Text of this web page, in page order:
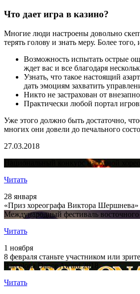
Что дает игра в казино?
Многие люди настроены довольно
терять голову и знать меру. Более
Возможность испытать острые
ждет вас и все благодаря
Узнать, что такое настоящий
дать эмоциям захватить
Никто не застрахован от
Практически любой портал
Уже этого должно быть достаточно,
многих они довели до печального
27.03.2018
Национальный конкурс народной
Читать
28 января
«Приз хореографа Виктора Шершнева»
Международный фестиваль восточного
Читать
1 ноября
8 февраля станьте участником или
Barcelona Dance Award 2018
Читать